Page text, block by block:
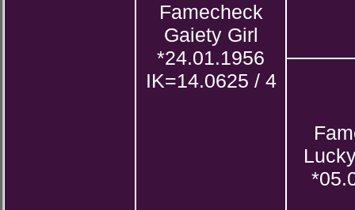
Famecheck
Gaiety Girl
*24.01.1956
IK=14.0625 / 4